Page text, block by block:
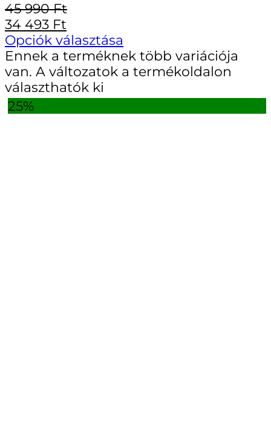
45 990Ft
34 493 Ft
Opciók választása
Ennek a terméknek több variációja
van. A változatok a termékoldalon
választhatók ki
25%